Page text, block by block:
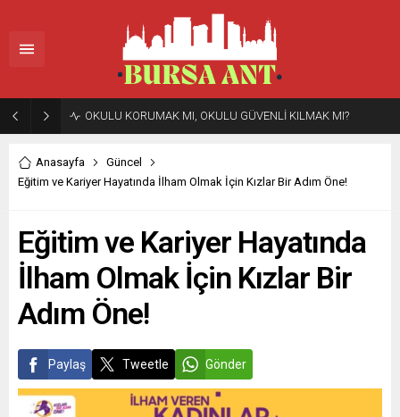
OKULU KORUMAK MI, OKULU GÜVENLİ KILMAK MI?
Anasayfa
Güncel
Eğitim ve Kariyer Hayatında İlham Olmak İçin Kızlar Bir Adım Öne!
Eğitim ve Kariyer Hayatında
İlham Olmak İçin Kızlar Bir
Adım Öne!
Paylaş Tweetle Gönder